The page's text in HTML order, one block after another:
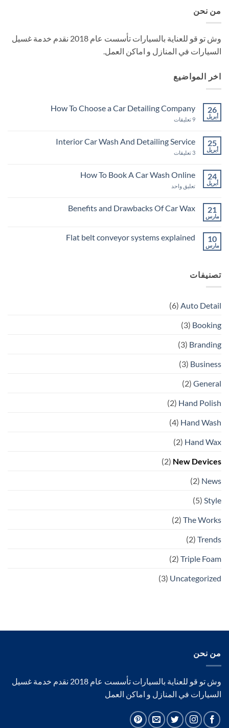
من نحن
وش تو قو للعناية بالسيارات تأسست عام 2018 نقدم خدمة غسيل
السيارات في المنازل و اماكن العمل.
اخر المواضيع
26
أبريل
How To Choose a Car Detailing Company
9 تعليقات
على
Choose
a
Car
25
أبريل
Interior Car Wash And Detailing Service
3 تعليقات
على
Wash
And
Detailing
24
أبريل
How To Book A Car Wash Online
تعليق واحد
Book
A
21
مارس
Benefits and Drawbacks Of Car Wax
على
Wax
10
مارس
Flat belt conveyor systems explained
Flat
belt
explained
تصنيفات
Auto Detail
(6)
Booking
(3)
Branding
(3)
Business
(3)
General
(2)
Hand Polish
(2)
Hand Wash
(4)
Hand Wax
(2)
New Devices
(2)
News
(2)
Style
(5)
The Works
(2)
Trends
(2)
Triple Foam
(2)
Uncategorized
(3)
من نحن
وش تو قو للعناية بالسيارات تأسست عام 2018 نقدم خدمة غسيل
السيارات في المنازل و اماكن العمل